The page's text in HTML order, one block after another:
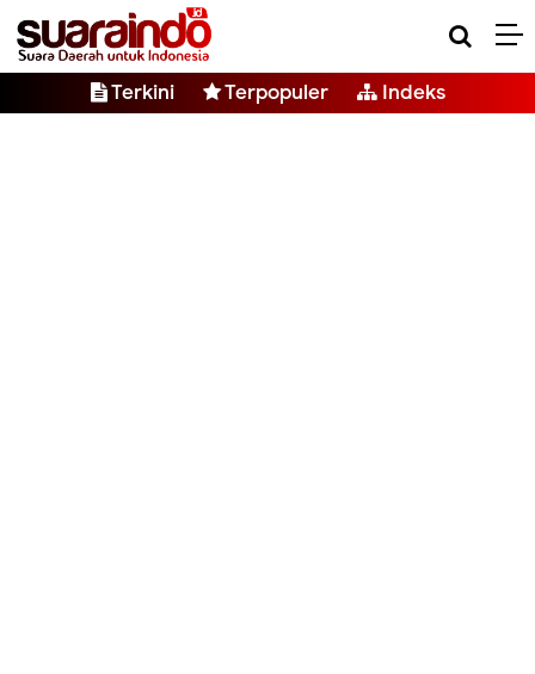
Terkini Terpopuler Indeks